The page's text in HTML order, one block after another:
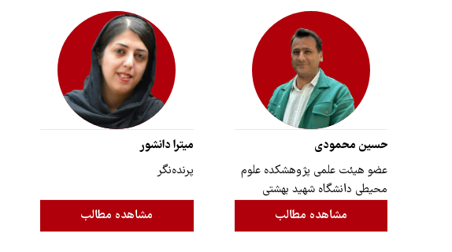
حسین محمودی
عضو هیئت علمی پژوهشکده علوم
محیطی دانشگاه شهید بهشتی
مشاهده مطالب
میترا دانشور
پرنده‌نگر
مشاهده مطالب